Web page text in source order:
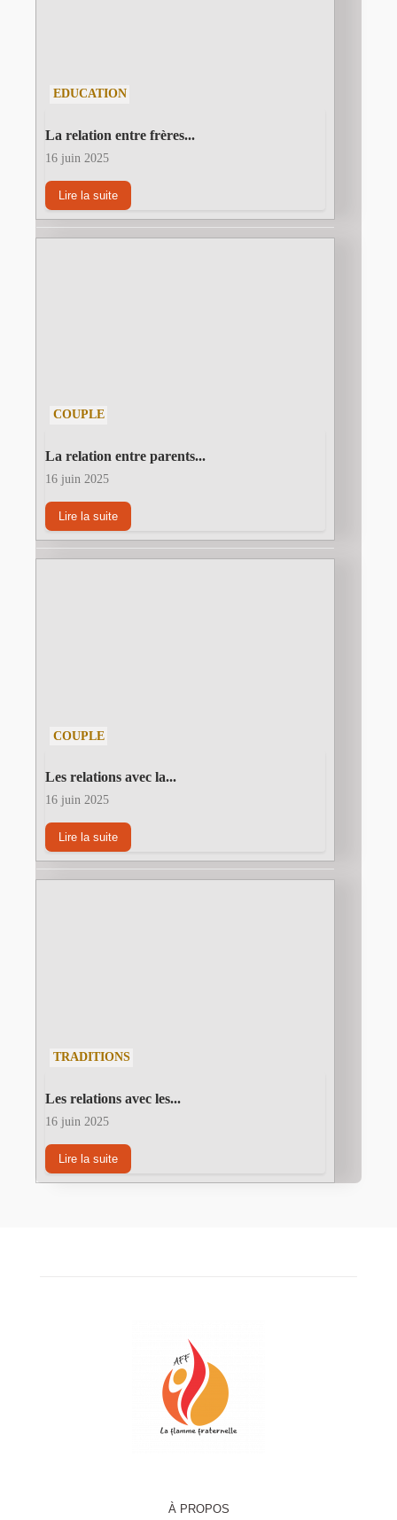
EDUCATION
La relation entre frères...
16 juin 2025
Lire la suite
COUPLE
La relation entre parents...
16 juin 2025
Lire la suite
COUPLE
Les relations avec la...
16 juin 2025
Lire la suite
TRADITIONS
Les relations avec les...
16 juin 2025
Lire la suite
À PROPOS